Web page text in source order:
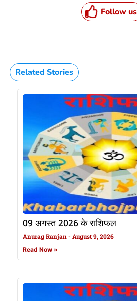
Follow us
Related Stories
09 अगस्त 2026 के राशिफल
Anurag Ranjan August 9, 2026
Read Now »